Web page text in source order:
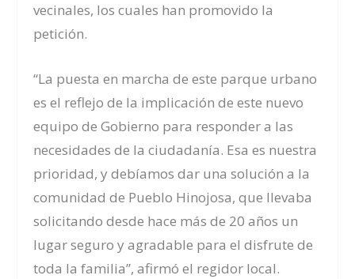
vecinales, los cuales han promovido la
petición.
“La puesta en marcha de este parque urbano
es el reflejo de la implicación de este nuevo
equipo de Gobierno para responder a las
necesidades de la ciudadanía. Esa es nuestra
prioridad, y debíamos dar una solución a la
comunidad de Pueblo Hinojosa, que llevaba
solicitando desde hace más de 20 años un
lugar seguro y agradable para el disfrute de
toda la familia”, afirmó el regidor local.